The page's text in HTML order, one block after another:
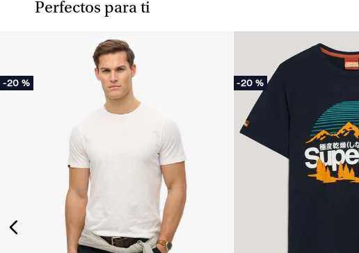
Perfectos para ti
-20 % -20 %